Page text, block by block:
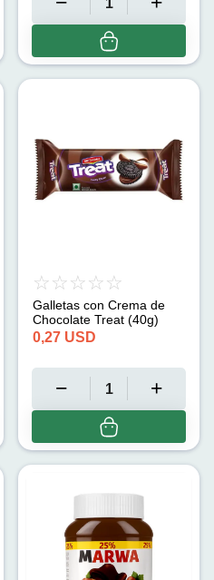
Galletas con Crema de
Chocolate Treat (40g)
0,27 USD